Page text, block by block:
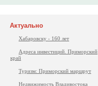
Актуально
Хабаровску - 160 лет
Адреса инвестиций. Приморский
край
Туризм: Приморский маршрут
Недвижимость Владивостока